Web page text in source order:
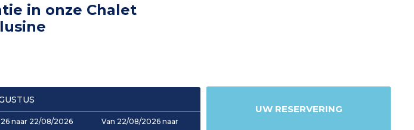
in onze Chalet
naar 22/08/2026
Van 22/08/2026 naar
UW RESERVERING